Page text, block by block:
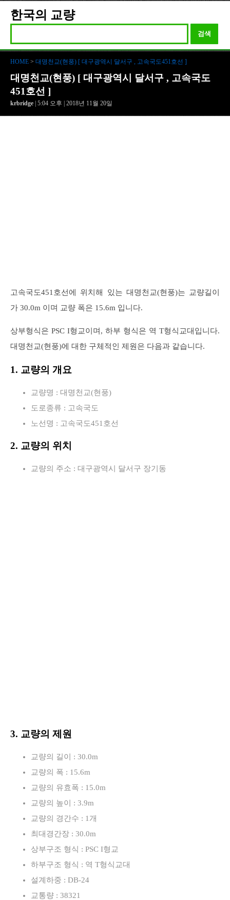
한국의 교량
검색
HOME > 대명천교(현풍) [ 대구광역시 달서구 , 고속국도451호선 ]
대명천교(현풍) [ 대구광역시 달서구 , 고속국도
451호선 ]
krbridge | 5:04 오후 | 2018년 11월 20일
고속국도451호선에 위치해 있는 대명천교(현풍)는 교량길이
가 30.0m 이며 교량 폭은 15.6m 입니다.
상부형식은 PSC I형교이며, 하부 형식은 역 T형식교대입니다.
대명천교(현풍)에 대한 구체적인 제원은 다음과 같습니다.
1. 교량의 개요
교량명 : 대명천교(현풍)
도로종류 : 고속국도
노선명 : 고속국도451호선
2. 교량의 위치
교량의 주소 : 대구광역시 달서구 장기동
3. 교량의 제원
교량의 길이 : 30.0m
교량의 폭 : 15.6m
교량의 유효폭 : 15.0m
교량의 높이 : 3.9m
교량의 경간수 : 1개
최대경간장 : 30.0m
상부구조 형식 : PSC I형교
하부구조 형식 : 역 T형식교대
설계하중 : DB-24
교통량 : 38321